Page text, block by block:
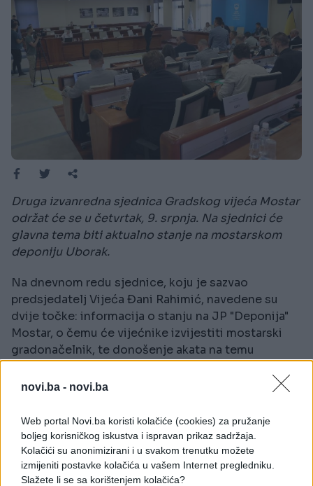
novi.ba - novi.ba
Web portal Novi.ba koristi kolačiće (cookies) za pružanje
boljeg korisničkog iskustva i ispravan prikaz sadržaja.
Kolačići su anonimizirani i u svakom trenutku možete
izmijeniti postavke kolačića u vašem Internet pregledniku.
Slažete li se sa korištenjem kolačića?
Druga izvanredna sjednica Gradskog vijeća Mostar
održat će se u četvrtak, 9. srpnja. Na sjednici će
glavna tema biti aktualno stanje na mostarskom
deponiju Uborak.
Na dnevnom redu sjednice, koju je sazvao
predsjedatelj Vijeća Đani Rahimić, navedene su
dvije točke: informacija o stanju na JP "Deponija"
Mostar, o čemu će vijećnike izvijestiti mostarski
gradonačelnik, te donošenje akata na temu
aktualnog stanja na deponiju.
#grad mostar